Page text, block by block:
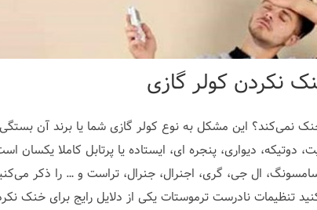
نمی‌کند؟ این مشکل به نوع کولر گازی شما یا برند آن
دوتیکه، دیواری، پنجره ای، ایستاده یا پرتابل کاملا یکسان
تنظیمات نادرست ترموستات یکی از دلایل رایج برای خنک